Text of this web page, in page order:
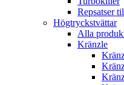
Repsatser
Högtryckstvättar
Alla
Kränzle